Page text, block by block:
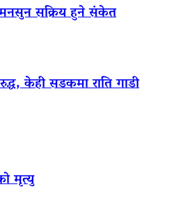
सक्रिय हुने संकेत
केही सडकमा राति गाडी
मृत्यु